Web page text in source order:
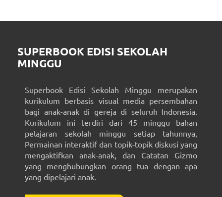
SUPERBOOK EDISI SEKOLAH
MINGGU
Superbook Edisi Sekolah Minggu merupakan
kurikulum berbasis visual media persembahan
bagi anak-anak di gereja di seluruh Indonesia.
Kurikulum ini terdiri dari 45 minggu bahan
pelajaran sekolah minggu setiap tahunnya,
Permainan interaktif dan topik-topik diskusi yang
mengaktifkan anak-anak, dan Catatan Gizmo
yang menghubungkan orang tua dengan apa
yang dipelajari anak.